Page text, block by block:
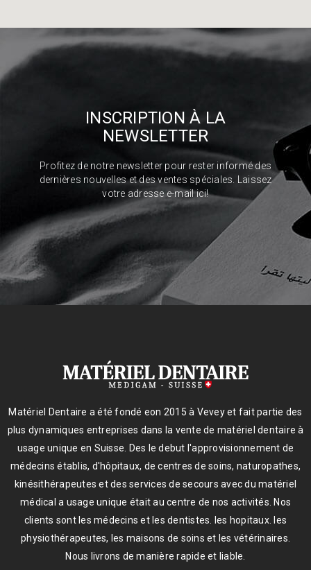
INSCRIPTION À LA
NEWSLETTER
Profitez de notre newsletter pour rester informé des
dernières nouvelles et des ventes spéciales. Laissez
votre adresse e-mail ici!
Matériel Dentaire a été fondé eon 2015 à Vevey et fait partie des
plus dynamiques entreprises dans la vente de matériel dentaire à
usage unique en Suisse. Des le debut l'approvisionnement de
médecins établis, d'hôpitaux, de centres de soins, naturopathes,
kinésithérapeutes et des services de secours avec du matériel
médical a usage unique était au centre de nos activités. Nos
clients sont les médecins et les dentistes. les hopitaux. les
physiothérapeutes, les maisons de soins et les vétérinaires.
Nous livrons de manière rapide et liable.